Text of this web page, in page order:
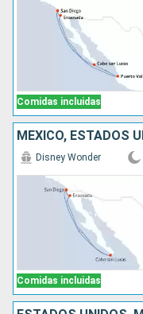
Comidas incluidas
MÉXICO, ESTADOS
Comidas incluidas
Disney Wonder